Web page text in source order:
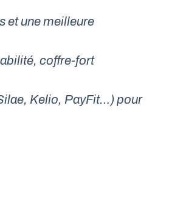
et une meilleure
coffre-fort
Kelio, PayFit…) pour